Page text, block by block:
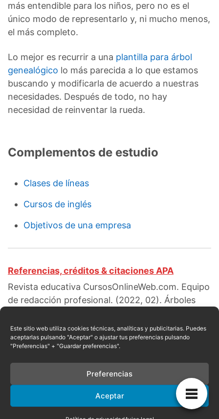
Este sitio web utiliza cookies técnicas, analíticas y publicitarias. Puedes
aceptarlas pulsando "Aceptar" o ajustar tus preferencias pulsando
"Preferencias" + "Guardar preferencias".
Aceptar
Preferencias
más entendible para los niños, pero no es el
único modo de representarlo y, ni mucho menos,
el más completo.
Lo mejor es recurrir a una plantilla para árbol
genealógico lo más parecida a lo que estamos
buscando y modificarla de acuerdo a nuestras
necesidades. Después de todo, no hay
necesidad de reinventar la rueda.
Complementos de estudio
Clases de líneas
Cursos de inglés
Objetivos de una empresa
Referencias, créditos & citaciones APA
Revista educativa CursosOnlineWeb.com. Equipo
de redacción profesional. (2022, 02). Árboles
Escrito por:Luis Avalos Guerra. Obtenido en
fecha 08, 2026, desde el sitio web:
https://cursosonlineweb.com/arboles-
genealogicos.html
Contacto